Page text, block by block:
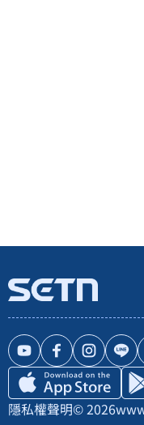
隱私權聲明© 2026